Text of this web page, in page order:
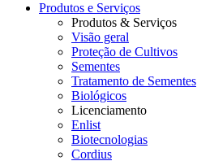
Produtos e Serviços
Produtos & Serviços
Visão geral
Proteção de Cultivos
Sementes
Tratamento de Sementes
Biológicos
Licenciamento
Enlist
Biotecnologias
Cordius